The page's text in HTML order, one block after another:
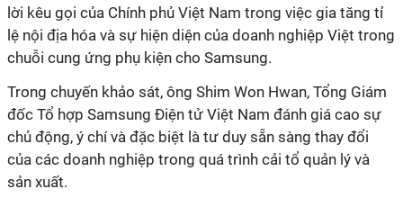
lời kêu gọi của Chính phủ Việt Nam trong việc gia tăng tỉ
lệ nội địa hóa và sự hiện diện của doanh nghiệp Việt trong
chuỗi cung ứng phụ kiện cho Samsung.
Trong chuyến khảo sát, ông Shim Won Hwan, Tổng Giám
đốc Tổ hợp Samsung Điện tử Việt Nam đánh giá cao sự
chủ động, ý chí và đặc biệt là tư duy sẵn sàng thay đổi
của các doanh nghiệp trong quá trình cải tổ quản lý và
sản xuất.